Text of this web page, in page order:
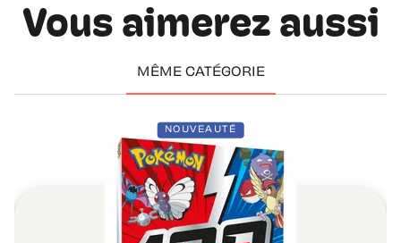
Vous aimerez aussi
MÊME CATÉGORIE
NOUVEAUTÉ